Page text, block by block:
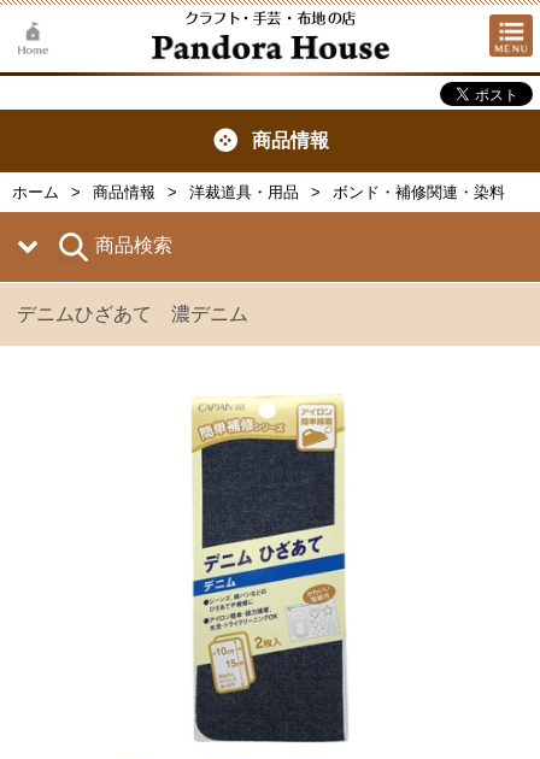
商品情報
ホーム 商品情報 洋裁道具・用品 ボンド・補修関連・染料
商品検索
デニムひざあて 濃デニム